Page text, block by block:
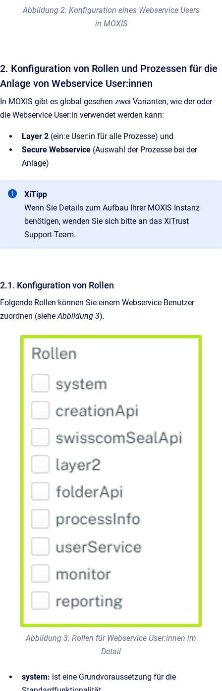
Abbildung 2: Konfiguration eines Webservice Users
in MOXIS
2. Konfiguration von Rollen und Prozessen für die
Anlage von Webservice User:innen
In MOXIS gibt es global gesehen zwei Varianten, wie der oder
die Webservice User:in verwendet werden kann:
Layer 2 (ein:e User:in für alle Prozesse) und
Secure Webservice (Auswahl der Prozesse bei der
Anlage)
XiTipp
Wenn Sie Details zum Aufbau Ihrer MOXIS Instanz
benötigen, wenden Sie sich bitte an das XiTrust
Support-Team.
2.1. Konfiguration von Rollen
Folgende Rollen können Sie einem Webservice Benutzer
zuordnen (sieheAbbildung 3).
Abbildung 3: Rollen für Webservice User:innen im
Detail
system: ist eine Grundvoraussetzung für die